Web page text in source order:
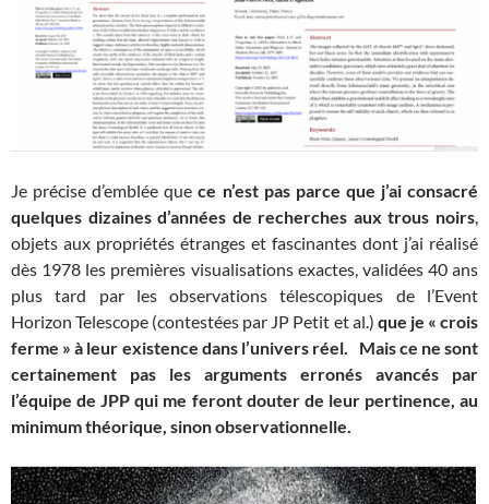
Je précise d’emblée quece n’est pas parce que j’ai consacré
quelques dizaines d’années de recherches aux trous noirs,
objets aux propriétés étranges et fascinantes dont j’ai réalisé
dès 1978 les premières visualisations exactes, validées 40 ans
plus tard par les observations télescopiques de l’Event
Horizon Telescope (contestées par JP Petit et al.) que je « crois
ferme » à leur existence dans l’univers réel. Mais ce ne sont
certainement pas les arguments erronés avancés par
l’équipe de JPP qui me feront douter de leur pertinence, au
minimum théorique, sinon observationnelle.